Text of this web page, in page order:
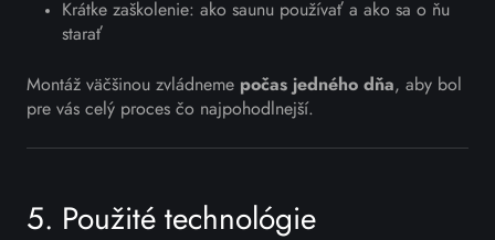
Krátke zaškolenie: ako saunu používať a ako sa o ňu
starať
Montáž väčšinou zvládneme počas jedného dňa, aby bol
pre vás celý proces čo najpohodlnejší.
5. Použité technológie